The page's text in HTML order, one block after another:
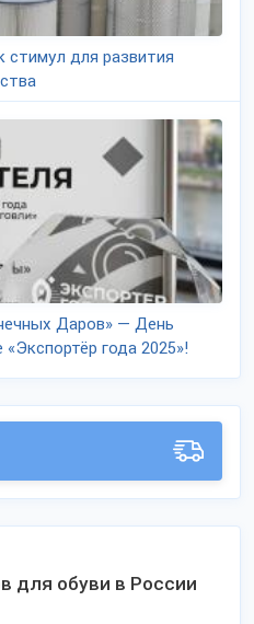
стимул для развития
Даров» — День
года 2025»!
для обуви в России